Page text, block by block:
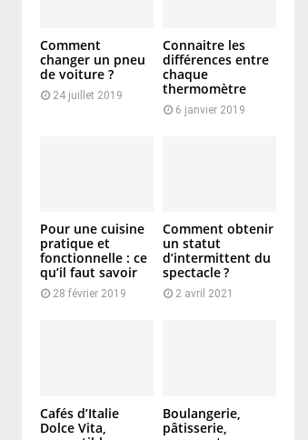
Comment
changer un pneu
de voiture ?
24 juillet 2019
Connaitre les
différences entre
chaque
thermomètre
6 janvier 2019
Pour une cuisine
pratique et
fonctionnelle : ce
qu’il faut savoir
28 février 2019
Comment obtenir
un statut
d’intermittent du
spectacle ?
2 avril 2021
Cafés d’Italie
Dolce Vita,
Boulangerie,
pâtisserie,